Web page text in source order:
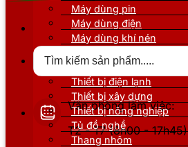
Văn phòng làm việc:
T2 - T7 (8h00 - 17h45)
Máy dùng pin
Máy dùng điện
Máy dùng khí nén
Thiết bị nâng đỡ
Thiết bị điện lạnh
Thiết bị xây dựng
Thiết bị nông nghiệp
Tủ đồ nghề
Thang nhôm